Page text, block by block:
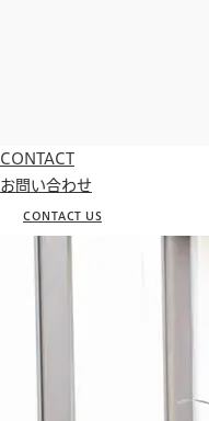
CONTACT
お問い合わせ
CONTACT US